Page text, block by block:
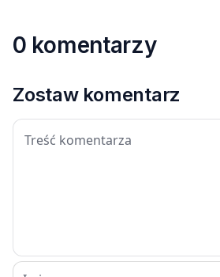
0 komentarzy
Zostaw komentarz